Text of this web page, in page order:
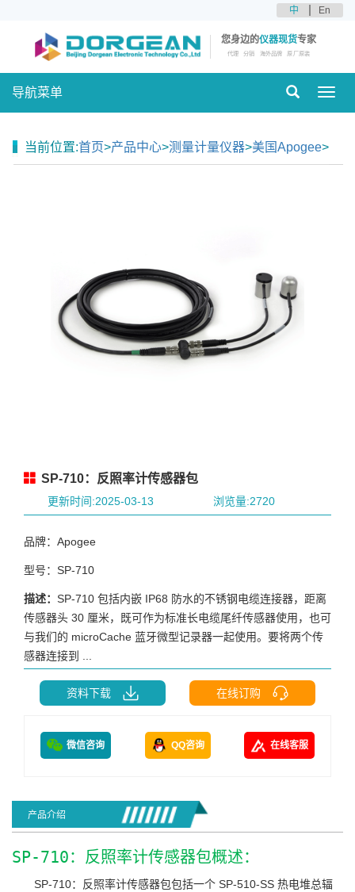
中 En
您身边的仪器现货专家
代理 分销 海外品牌 原厂原装
导航菜单
当前位置:首页>产品中心>测量计量仪器>美国Apogee>
SP-710：反照率计传感器包
更新时间:2025-03-13 浏览量:2720
品牌：Apogee
型号：SP-710
描述： SP-710 包括内嵌 IP68 防水的不锈钢电缆连接器，距离
传感器头 30 厘米，既可作为标准长电缆尾纤传感器使用，也可
与我们的 microCache 蓝牙微型记录器一起使用。要将两个传
感器连接到 ...
资料下载 在线订购
微信咨询 QQ咨询 在线客服
产品介绍
SP-710：反照率计传感器包概述：
SP-710：反照率计传感器包包括一个 SP-510-SS 热电堆总辐